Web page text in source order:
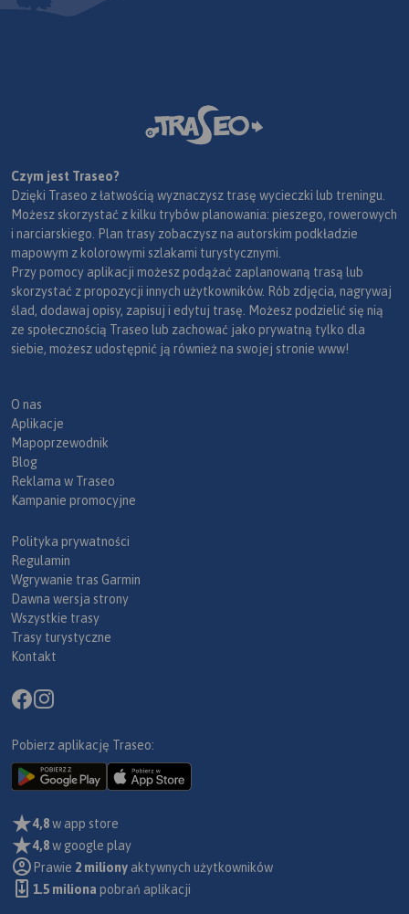
Czym jest Traseo?
Dzięki Traseo z łatwością wyznaczysz trasę wycieczki lub treningu.
Możesz skorzystać z kilku trybów planowania: pieszego, rowerowych
i narciarskiego. Plan trasy zobaczysz na autorskim podkładzie
mapowym z kolorowymi szlakami turystycznymi.
Przy pomocy aplikacji możesz podążać zaplanowaną trasą lub
skorzystać z propozycji innych użytkowników. Rób zdjęcia, nagrywaj
ślad, dodawaj opisy, zapisuj i edytuj trasę. Możesz podzielić się nią
ze społecznością Traseo lub zachować jako prywatną tylko dla
siebie, możesz udostępnić ją również na swojej stronie www!
O nas
Aplikacje
Mapoprzewodnik
Blog
Reklama w Traseo
Kampanie promocyjne
Polityka prywatności
Regulamin
Wgrywanie tras Garmin
Dawna wersja strony
Wszystkie trasy
Trasy turystyczne
Kontakt
Pobierz aplikację Traseo:
4,8w app store
4,8w google play
Prawie 2 miliony aktywnych użytkowników
1.5 miliona pobrań aplikacji